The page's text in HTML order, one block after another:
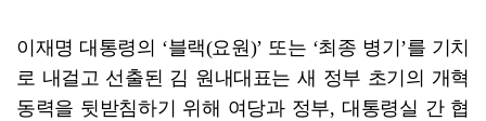
이재명 대통령의 ‘블랙(요원)’ 또는 ‘최종 병기’를 기치
로 내걸고 선출된 김 원내대표는 새 정부 초기의 개혁
동력을 뒷받침하기 위해 여당과 정부, 대통령실 간 협